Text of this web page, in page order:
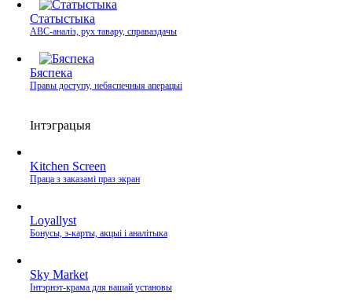
Статыстыка
ABC-аналіз, рух тавару, справаздачы
Бяспека
Правы доступу, небяспечныя аперацыі
Інтэграцыя
Kitchen Screen
Праца з заказамі праз экран
Loyallyst
Бонусы, э‑карты, акцыі і аналітыка
Sky Market
Інтэрнэт‑крама для вашай установы